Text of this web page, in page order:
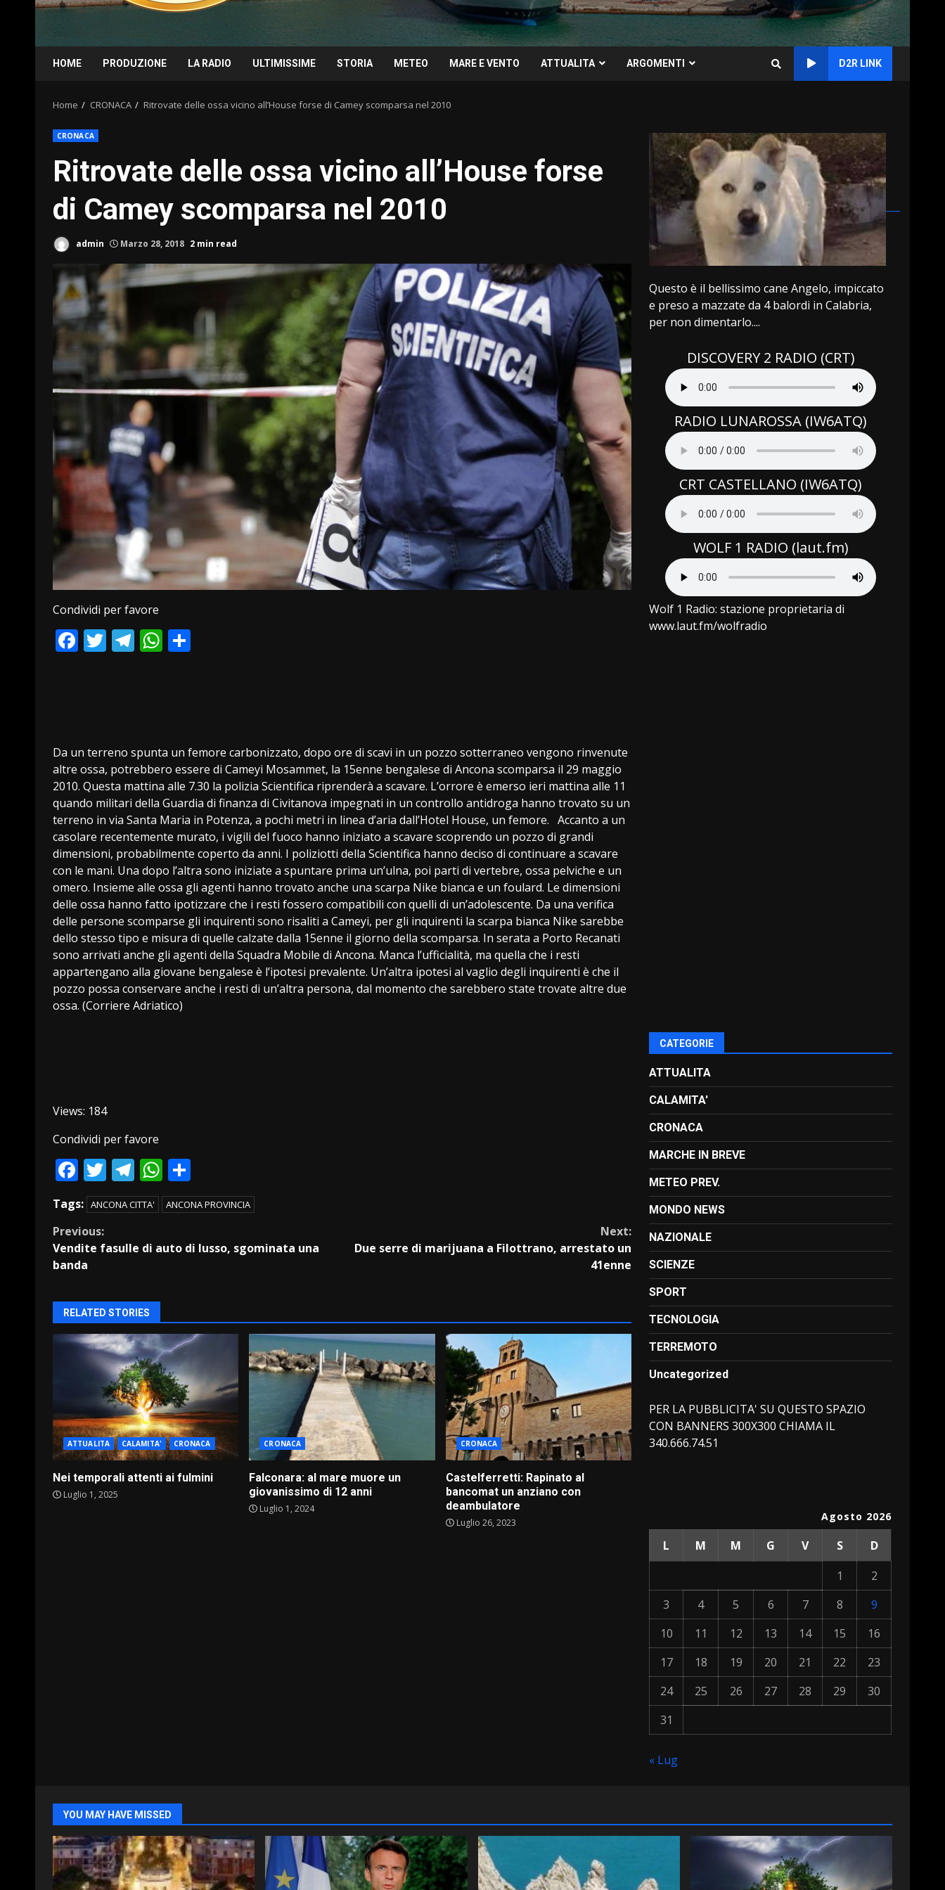
HOME PRODUZIONE LA RADIO ULTIMISSIME STORIA METEO MARE E VENTO ATTUALITA ARGOMENTI D2R LINK
Home CRONACA Ritrovate delle ossa vicino all’House forse di Camey scomparsa nel 2010
CRONACA
Ritrovate delle ossa vicino all’House forse
di Camey scomparsa nel 2010
admin Marzo 28, 2018 2 min read
Condividi per favore
Facebook
Twitter
Telegram
WhatsApp
Da un terreno spunta un femore carbonizzato, dopo ore di scavi in un pozzo sotterraneo vengono rinvenute
altre ossa, potrebbero essere di Cameyi Mosammet, la 15enne bengalese di Ancona scomparsa il 29 maggio
2010. Questa mattina alle 7.30 la polizia Scientifica riprenderà a scavare. L’orrore è emerso ieri mattina alle 11
quando militari della Guardia di finanza di Civitanova impegnati in un controllo antidroga hanno trovato su un
terreno in via Santa Maria in Potenza, a pochi metri in linea d’aria dall’Hotel House, un femore. Accanto a un
casolare recentemente murato, i vigili del fuoco hanno iniziato a scavare scoprendo un pozzo di grandi
dimensioni, probabilmente coperto da anni. I poliziotti della Scientifica hanno deciso di continuare a scavare
con le mani. Una dopo l’altra sono iniziate a spuntare prima un’ulna, poi parti di vertebre, ossa pelviche e un
omero. Insieme alle ossa gli agenti hanno trovato anche una scarpa Nike bianca e un foulard. Le dimensioni
delle ossa hanno fatto ipotizzare che i resti fossero compatibili con quelli di un’adolescente. Da una verifica
delle persone scomparse gli inquirenti sono risaliti a Cameyi, per gli inquirenti la scarpa bianca Nike sarebbe
dello stesso tipo e misura di quelle calzate dalla 15enne il giorno della scomparsa. In serata a Porto Recanati
sono arrivati anche gli agenti della Squadra Mobile di Ancona. Manca l’ufficialità, ma quella che i resti
appartengano alla giovane bengalese è l’ipotesi prevalente. Un’altra ipotesi al vaglio degli inquirenti è che il
pozzo possa conservare anche i resti di un’altra persona, dal momento che sarebbero state trovate altre due
ossa. (Corriere Adriatico)
Views: 184
Condividi per favore
Facebook
Twitter
Telegram
WhatsApp
Tags: ANCONA CITTA' ANCONA PROVINCIA
Continue
Reading
Previous:
Vendite fasulle di auto di lusso, sgominata una
banda
Next:
Due serre di marijuana a Filottrano, arrestato un
41enne
RELATED STORIES
ATTUALITA CALAMITA' CRONACA
Nei temporali attenti ai fulmini
Luglio 1, 2025
CRONACA
Falconara: al mare muore un
giovanissimo di 12 anni
Luglio 1, 2024
CRONACA
Castelferretti: Rapinato al
bancomat un anziano con
deambulatore
Luglio 26, 2023
Questo è il bellissimo cane Angelo, impiccato
e preso a mazzate da 4 balordi in Calabria,
per non dimentarlo....
DISCOVERY 2 RADIO (CRT)
RADIO LUNAROSSA (IW6ATQ)
CRT CASTELLANO (IW6ATQ)
WOLF 1 RADIO (laut.fm)
Wolf 1 Radio: stazione proprietaria di
www.laut.fm/wolfradio
CATEGORIE
ATTUALITA
CALAMITA'
CRONACA
MARCHE IN BREVE
METEO PREV.
MONDO NEWS
NAZIONALE
SCIENZE
SPORT
TECNOLOGIA
TERREMOTO
Uncategorized
PER LA PUBBLICITA' SU QUESTO SPAZIO
CON BANNERS 300X300 CHIAMA IL
340.666.74.51
Agosto 2026
L M M G V S
D
1
2
3
4 5 6 7 8
9
10
11 12 13 14 15
16
17
18 19 20 21 22
23
24
25 26 27 28 29
30
31
« Lug
YOU MAY HAVE MISSED